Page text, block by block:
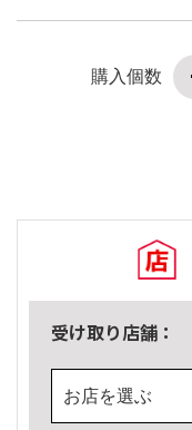
購入個数
受け取り店舗：
お店を選ぶ